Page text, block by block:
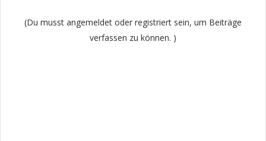
(Du musst angemeldet oder registriert sein, um Beiträge
verfassen zu können. )